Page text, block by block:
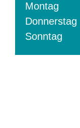
Montag
Donnerstag
Sonntag